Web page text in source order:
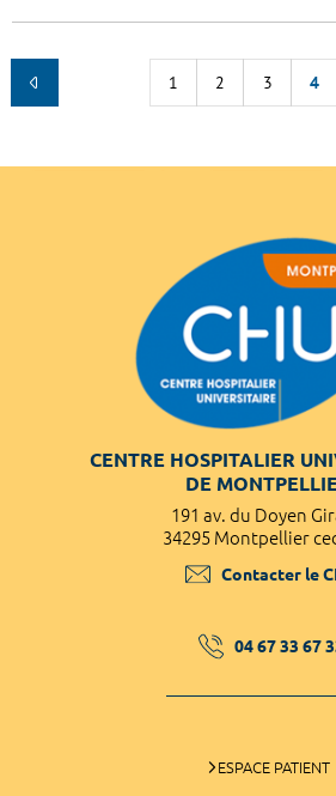
1 2 3 4
CENTRE HOSPITALIER
DE
191 av. du Doyen
34295 Montpellier
Contacter le
04 67 33 67
ESPACE PATIENT